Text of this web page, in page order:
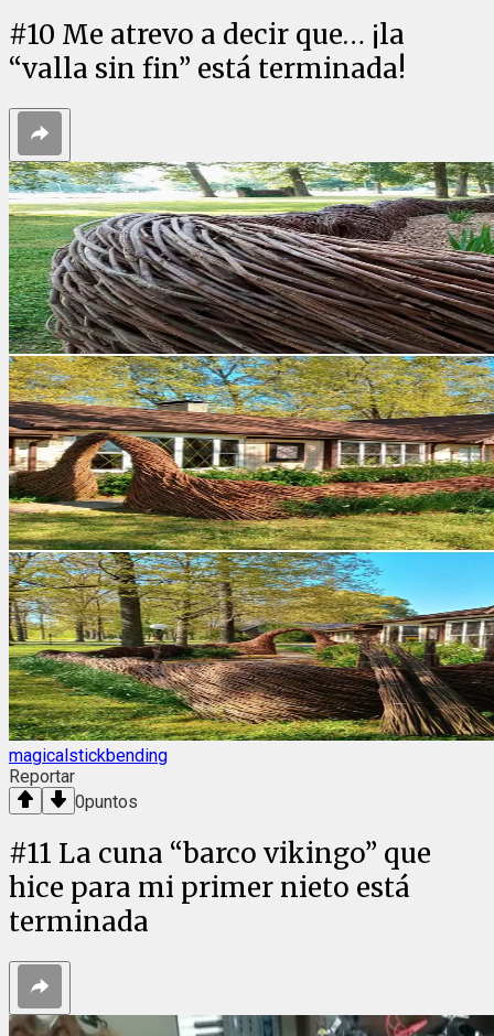
#10 Me atrevo a decir que… ¡la
“valla sin fin” está terminada!
magicalstickbending
Reportar
0puntos
#11 La cuna “barco vikingo” que
hice para mi primer nieto está
terminada